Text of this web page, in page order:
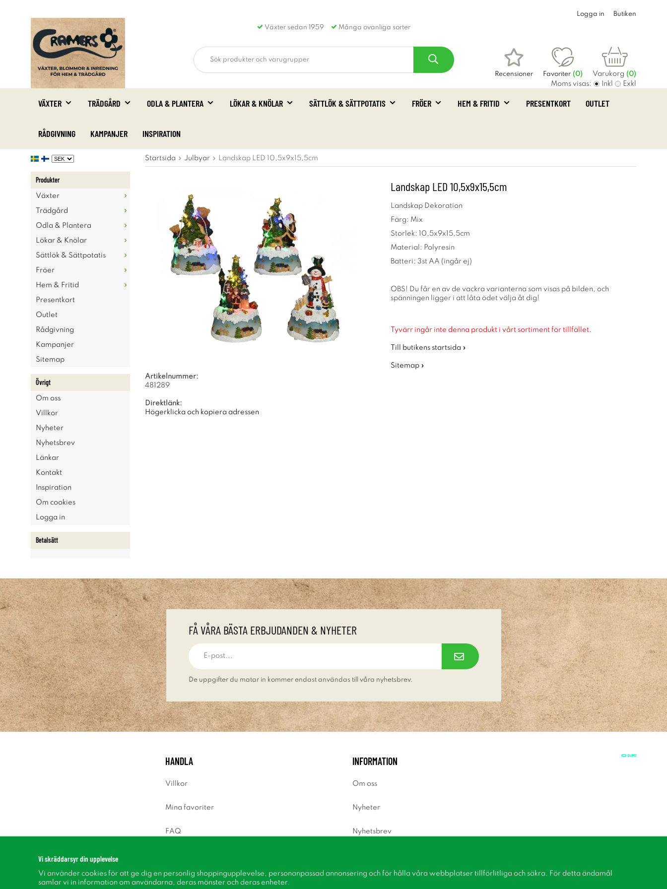
Växter sedan 1959 Många ovanliga sorter
Logga in Butiken
Recensioner Favoriter (0) Varukorg (0)
Moms visas: Inkl Exkl
VÄXTER TRÄDGÅRD ODLA & PLANTERA LÖKAR & KNÖLAR SÄTTLÖK & SÄTTPOTATIS FRÖER HEM & FRITID PRESENTKORT OUTLET
RÅDGIVNING KAMPANJER INSPIRATION
Produkter
Växter
Trädgård
Odla & Plantera
Lökar & Knölar
Sättlök & Sättpotatis
Fröer
Hem & Fritid
Presentkort
Outlet
Rådgivning
Kampanjer
Sitemap
Övrigt
Om oss
Villkor
Nyheter
Nyhetsbrev
Länkar
Kontakt
Inspiration
Om cookies
Logga in
Betalsätt
Startsida Julbyar Landskap LED 10,5x9x15,5cm
Landskap LED 10,5x9x15,5cm
Landskap Dekoration
Färg: Mix
Storlek: 10,5x9x15,5cm
Material: Polyresin
Batteri: 3st AA (ingår ej)
OBS! Du får en av de vackra varianterna som visas på bilden, och
spänningen ligger i att låta ödet välja åt dig!
Tyvärr ingår inte denna produkt i vårt sortiment för tillfället.
Till butikens startsida »
Sitemap »
Artikelnummer:
481289
Direktlänk:
Högerklicka och kopiera adressen
FÅ VÅRA BÄSTA ERBJUDANDEN & NYHETER
De uppgifter du matar in kommer endast användas till våra nyhetsbrev.
HANDLA
Villkor
Mina favoriter
FAQ
INFORMATION
Om oss
Nyheter
Nyhetsbrev
Inspiration
Vi skräddarsyr din upplevelse
Vi använder cookies för att ge dig en personlig shoppingupplevelse, personanpassad annonsering och för hålla våra webbplatser tillförlitliga och säkra. För detta ändamål
samlar vi in information om användarna, deras mönster och deras enheter.